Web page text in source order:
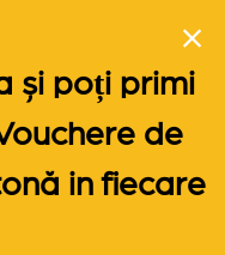
și poți primi
de
in fiecare